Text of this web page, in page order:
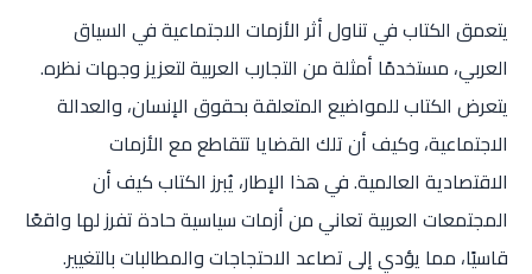
يتعمق الكتاب في تناول أثر الأزمات الاجتماعية في السياق
العربي، مستخدمًا أمثلة من التجارب العربية لتعزيز وجهات نظره.
يتعرض الكتاب للمواضيع المتعلقة بحقوق الإنسان، والعدالة
الاجتماعية، وكيف أن تلك القضايا تتقاطع مع الأزمات
الاقتصادية العالمية. في هذا الإطار، يُبرز الكتاب كيف أن
المجتمعات العربية تعاني من أزمات سياسية حادة تفرز لها واقعًا
قاسيًا، مما يؤدي إلى تصاعد الاحتجاجات والمطالبات بالتغيير.